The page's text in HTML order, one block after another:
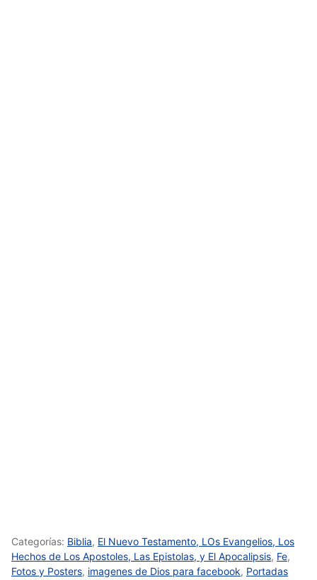
Categorías: Biblia, El Nuevo Testamento, LOs Evangelios, Los
Hechos de Los Apostoles, Las Epistolas, y El Apocalipsis, Fe,
Fotos y Posters, imagenes de Dios para facebook, Portadas